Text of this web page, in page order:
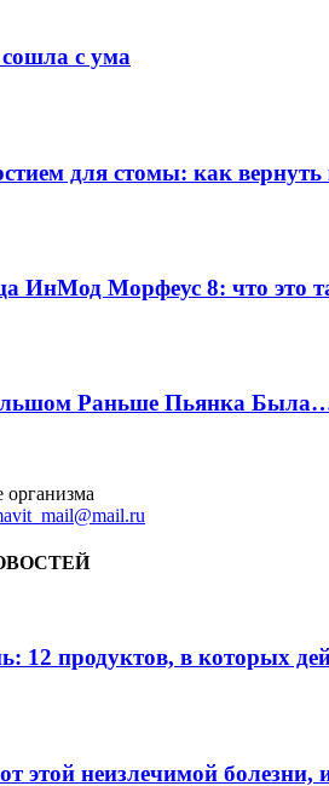
с ума
для стомы: как
ИнМод Морфеус 8: что это
Раньше Пьянка
12 продуктов, в которых
этой неизлечимой болезни,